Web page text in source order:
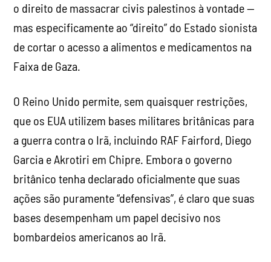
o direito de massacrar civis palestinos à vontade —
mas especificamente ao “direito” do Estado sionista
de cortar o acesso a alimentos e medicamentos na
Faixa de Gaza.
O Reino Unido permite, sem quaisquer restrições,
que os EUA utilizem bases militares britânicas para
a guerra contra o Irã, incluindo RAF Fairford, Diego
Garcia e Akrotiri em Chipre. Embora o governo
britânico tenha declarado oficialmente que suas
ações são puramente “defensivas”, é claro que suas
bases desempenham um papel decisivo nos
bombardeios americanos ao Irã.